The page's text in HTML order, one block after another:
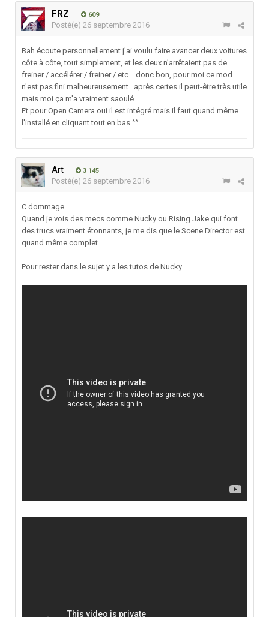
FRZ 609
Posté(e) 26 septembre 2016
Bah écoute personnellement j'ai voulu faire avancer deux voitures
côte à côte, tout simplement, et les deux n’arrêtaient pas de
freiner / accélérer / freiner / etc... donc bon, pour moi ce mod
n'est pas fini malheureusement.. après certes il peut-être très utile
mais moi ça m'a vraiment saoulé..
Et pour Open Camera oui il est intégré mais il faut quand même
l'installé en cliquant tout en bas ^^
Art 3 145
Posté(e) 26 septembre 2016
C dommage.
Quand je vois des mecs comme Nucky ou Rising Jake qui font
des trucs vraiment étonnants, je me dis que le Scene Director est
quand même complet
Pour rester dans le sujet y a les tutos de Nucky